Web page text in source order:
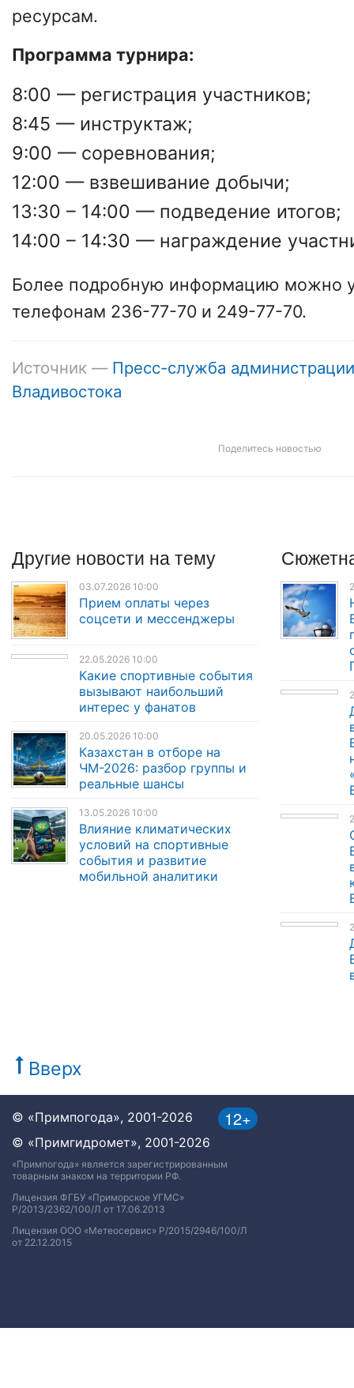
ресурсам.
Программа турнира:
8:00 — регистрация участников;
8:45 — инструктаж;
9:00 — соревнования;
12:00 — взвешивание добычи;
13:30 – 14:00 — подведение итогов;
14:00 – 14:30 — награждение
Более подробную информацию можно
телефонам 236-77-70 и 249-77-70.
Источник — Пресс-служба администрации
Владивостока
Поделитесь новостью
Другие новости на тему
03.07.2026 10:00
Прием оплаты через
соцсети и мессенджеры
22.05.2026 10:00
Какие спортивные события
вызывают наибольший
интерес у фанатов
20.05.2026 10:00
Казахстан в отборе на
ЧМ-2026: разбор группы и
реальные шансы
13.05.2026 10:00
Влияние климатических
условий на спортивные
события и развитие
мобильной аналитики
Вверх
12+
© «Примпогода», 2001-2026
© «Примгидромет», 2001-2026
«Примпогода» является зарегистрированным
товарным знаком на территории РФ.
Лицензия ФГБУ «Приморское УГМС»
Р/2013/2362/100/Л от 17.06.2013
Лицензия ООО «Метеосервис» Р/2015/2946/100/Л
от 22.12.2015